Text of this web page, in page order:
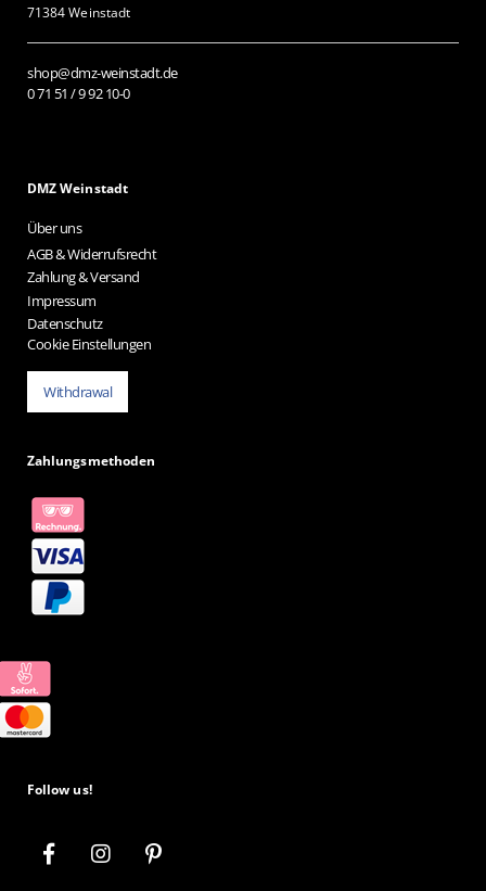
71384 Weinstadt
shop@dmz-weinstadt.de
0 71 51 / 9 92 10-0
DMZ Weinstadt
Über uns
AGB & Widerrufsrecht
Zahlung & Versand
Impressum
Datenschutz
Cookie Einstellungen
Withdrawal
Zahlungsmethoden
Follow us!